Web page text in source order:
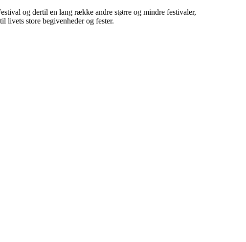
og dertil en lang række andre større og mindre festivaler,
livets store begivenheder og fester.